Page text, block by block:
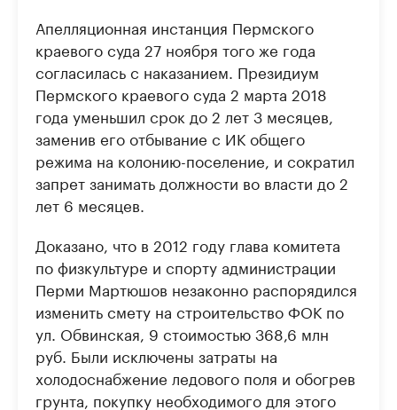
Апелляционная инстанция Пермского
краевого суда 27 ноября того же года
согласилась с наказанием. Президиум
Пермского краевого суда 2 марта 2018
года уменьшил срок до 2 лет 3 месяцев,
заменив его отбывание с ИК общего
режима на колонию-поселение, и сократил
запрет занимать должности во власти до 2
лет 6 месяцев.
Доказано, что в 2012 году глава комитета
по физкультуре и спорту администрации
Перми Мартюшов незаконно распорядился
изменить смету на строительство ФОК по
ул. Обвинская, 9 стоимостью 368,6 млн
руб. Были исключены затраты на
холодоснабжение ледового поля и обогрев
грунта, покупку необходимого для этого